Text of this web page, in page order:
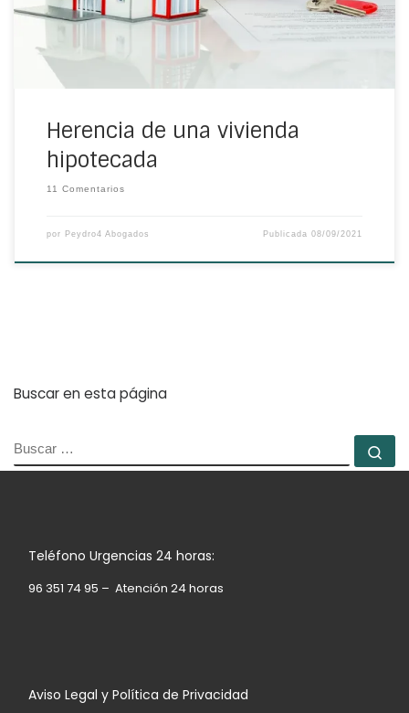
Herencia de una vivienda
hipotecada
11 Comentarios
por Peydro4 Abogados Publicada08/09/2021
Buscar en esta página
BUSCAR
Teléfono Urgencias 24 horas:
96 351 74 95 – Atención 24 horas
Aviso Legal y Política de Privacidad